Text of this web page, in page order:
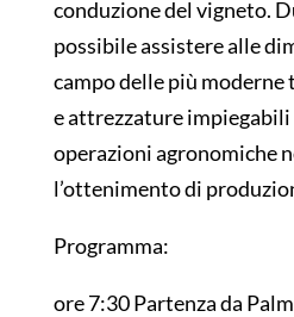
conduzione del vigneto.
possibile assistere alle
campo delle più
e attrezzature
operazioni agronomiche
l’ottenimento di
Programma:
ore 7:30 Partenza da